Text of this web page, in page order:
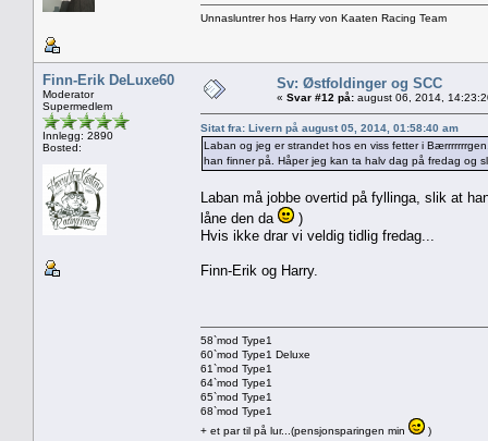
Unnasluntrer hos Harry von Kaaten Racing Team
Finn-Erik DeLuxe60
Moderator
Supermedlem
Innlegg: 2890
Bosted:
Sv: Østfoldinger og SCC
« Svar #12 på: august 06, 2014,
Sitat fra: Livern på august 05, 2014, 01:58:40 am
Laban og jeg er strandet hos en viss fetter i
han finner på. Håper jeg kan ta halv dag på fredag og
Laban må jobbe overtid på fyllinga, slik at
låne den da
)
Hvis ikke drar vi veldig tidlig fredag...
Finn-Erik og Harry.
58`mod Type1
60`mod Type1 Deluxe
61`mod Type1
64`mod Type1
65`mod Type1
68`mod Type1
+ et par til på lur...(pensjonsparingen min
)